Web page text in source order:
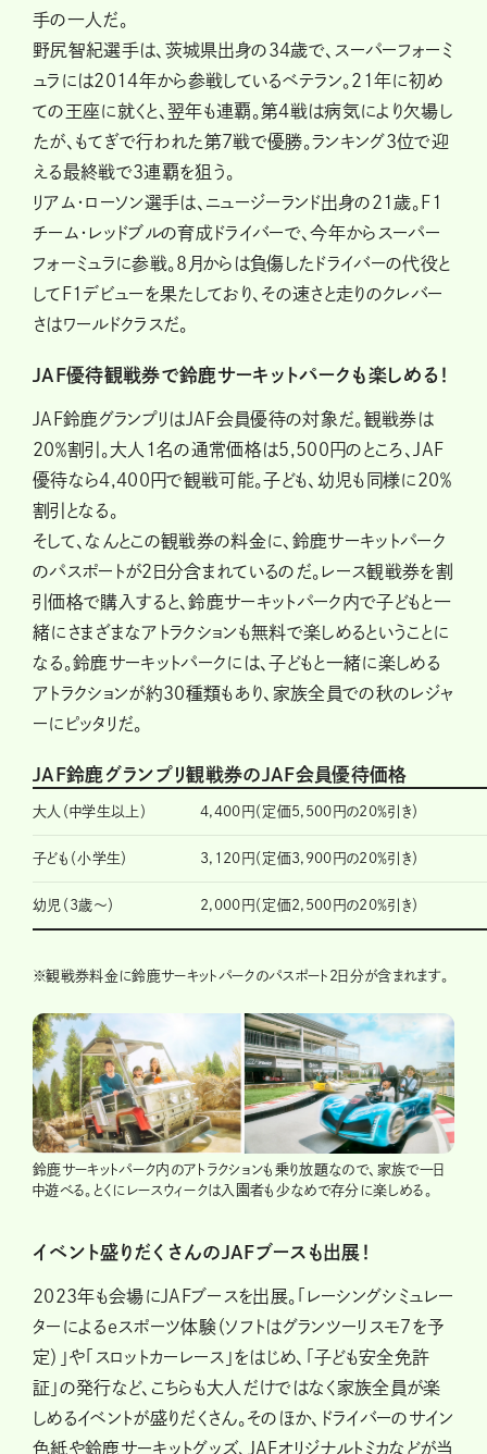
手の一人だ。
野尻智紀選手は、茨城県出身の34歳で、スーパーフォーミ
ュラには2014年から参戦しているベテラン。21年に初め
ての王座に就くと、翌年も連覇。第4戦は病気により欠場し
たが、もてぎで行われた第7戦で優勝。ランキング3位で迎
える最終戦で3連覇を狙う。
リアム・ローソン選手は、ニュージーランド出身の21歳。F1
チーム・レッドブルの育成ドライバーで、今年からスーパー
フォーミュラに参戦。8月からは負傷したドライバーの代役と
してF1デビューを果たしており、その速さと走りのクレバー
さはワールドクラスだ。
JAF優待観戦券で鈴鹿サーキットパークも楽しめる！
JAF鈴鹿グランプリはJAF会員優待の対象だ。観戦券は
20％割引。大人1名の通常価格は5,500円のところ、JAF
優待なら4,400円で観戦可能。子ども、幼児も同様に20％
割引となる。
そして、なんとこの観戦券の料金に、鈴鹿サーキットパーク
のパスポートが2日分含まれているのだ。レース観戦券を割
引価格で購入すると、鈴鹿サーキットパーク内で子どもと一
緒にさまざまなアトラクションも無料で楽しめるということに
なる。鈴鹿サーキットパークには、子どもと一緒に楽しめる
アトラクションが約30種類もあり、家族全員での秋のレジャ
ーにピッタリだ。
JAF鈴鹿グランプリ観戦券のJAF会員優待価格
大人（中学生以上） 4,400円（定価5,500円の20％引き）
子ども（小学生） 3,120円（定価3,900円の20％引き）
幼児（3歳～） 2,000円（定価2,500円の20％引き）
※観戦券料金に鈴鹿サーキットパークのパスポート2日分が含まれます。
鈴鹿サーキットパーク内のアトラクションも乗り放題なので、家族で一日
中遊べる。とくにレースウィークは入園者も少なめで存分に楽しめる。
イベント盛りだくさんのJAFブースも出展！
2023年も会場にJAFブースを出展。「レーシングシミュレー
ターによるeスポーツ体験（ソフトはグランツーリスモ7を予
定）」や「スロットカーレース」をはじめ、「子ども安全免許
証」の発行など、こちらも大人だけではなく家族全員が楽
しめるイベントが盛りだくさん。そのほか、ドライバーのサイン
色紙や鈴鹿サーキットグッズ、JAFオリジナルトミカなどが当